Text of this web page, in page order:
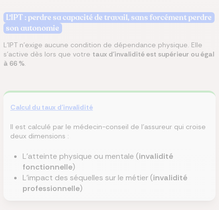
L'IPT : perdre sa capacité de travail, sans forcément perdre
son autonomie
L'IPT n'exige aucune condition de dépendance physique. Elle
s'active dès lors que votre taux d'invalidité est supérieur ou égal
à 66 %.
Calcul du taux d'invalidité
Il est calculé par le médecin-conseil de l'assureur qui croise
deux dimensions :
L'atteinte physique ou mentale (invalidité
fonctionnelle)
L'impact des séquelles sur le métier (invalidité
professionnelle)